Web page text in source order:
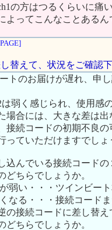
の方はつるくらいに痛
よってこんなことあるん
替えて、状況をご確認
トのお届けが遅れ、申
弱く感じられ、使用感
場合には、大きな差は出
接続コードの初期不良
っていただけますでしょ
込んでいる接続コード
どちらでしょうか。
弱い・・・ツインビート
なる・・・接続コード
の接続コードに差し替え
どちらでしょうか。